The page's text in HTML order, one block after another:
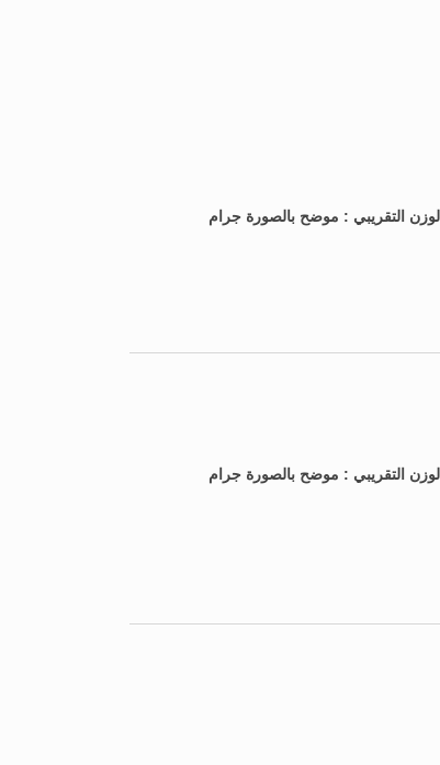
الوزن التقريبي : موضح بالصورة جرام
الوزن التقريبي : موضح بالصورة جرام